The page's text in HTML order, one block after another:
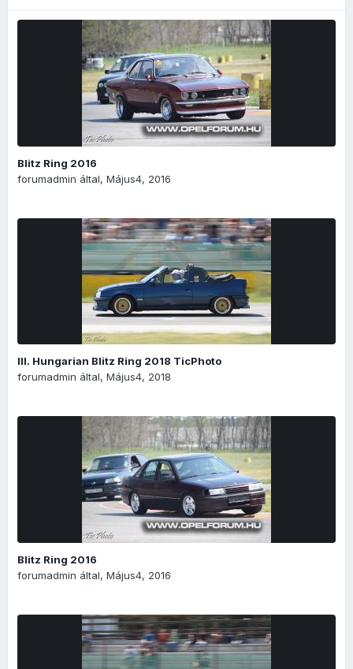
Blitz Ring 2016
forumadmin által, Május4, 2016
III. Hungarian Blitz Ring 2018 TicPhoto
forumadmin által, Május4, 2018
Blitz Ring 2016
forumadmin által, Május4, 2016